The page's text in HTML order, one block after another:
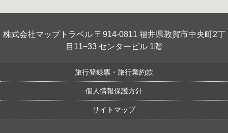
株式会社マップトラベル 〒914-0811 福井県敦賀市中央町2丁
目11−33 センタービル 1階
旅行登録票・旅行業約款
個人情報保護方針
サイトマップ